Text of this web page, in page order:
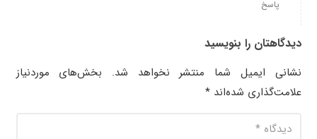
پاسخ
دیدگاهتان را بنویسید
نشانی ایمیل شما منتشر نخواهد شد.
بخش‌های موردنیاز
علامت‌گذاری شده‌اند*